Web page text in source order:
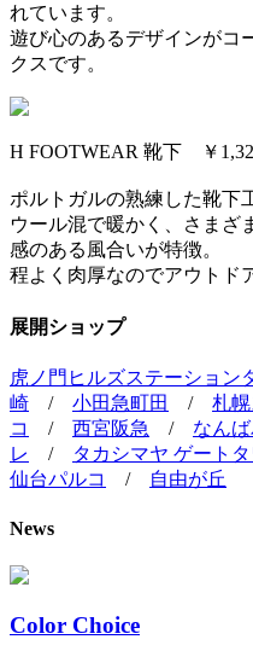
れています。
遊び心のあるデザインがコ
クスです。
H FOOTWEAR 靴下 ￥
ポルトガルの熟練した靴下
ウール混で暖かく、さまざ
感のある風合いが特徴。
程よく肉厚なのでアウトド
展開ショップ
虎ノ門ヒルズステーション
崎 / 小田急町田 / 札
コ
/ 西宮阪急 / なん
レ
/ タカシマヤ ゲート
仙台パルコ
/ 自由が丘
News
Color Choice